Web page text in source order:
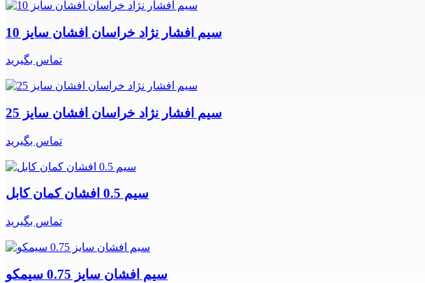
سیم افشار نژاد خراسان افشان سایز 10
تماس بگیرید
سیم افشار نژاد خراسان افشان سایز 25
تماس بگیرید
سیم 0.5 افشان کمان کابل
تماس بگیرید
سیم افشان سایز 0.75 سیمکو